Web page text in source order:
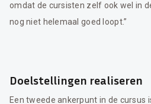
omdat de cursisten zelf ook wel in
nog niet helemaal goed loopt.”
Doelstellingen realiseren
Een tweede ankerpunt in de cursus